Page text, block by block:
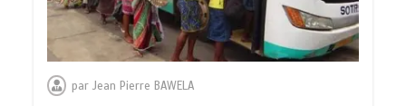
parJean Pierre BAWELA